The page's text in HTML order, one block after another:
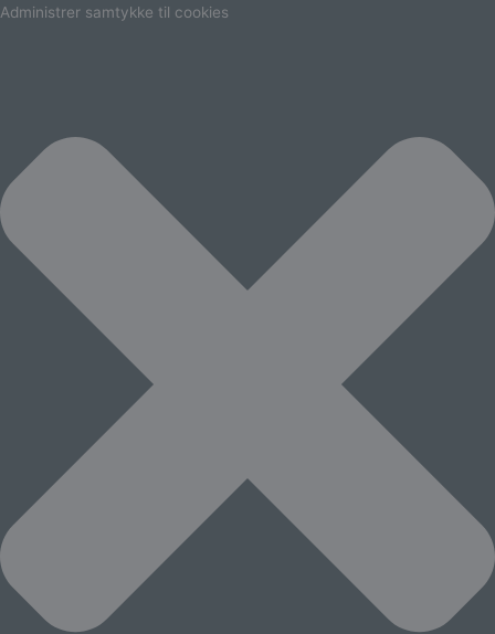
Administrer samtykke til cookies
Funktionsdygtig
Præferencer
Statistikker
Marketing